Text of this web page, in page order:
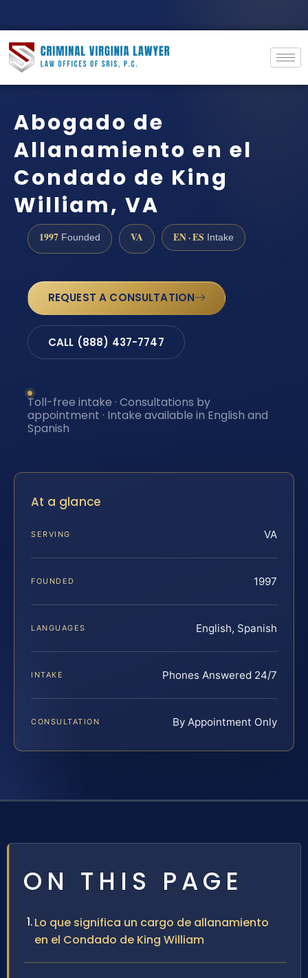
Abogado de
Allanamiento en el
Condado de King
William, VA
1997 Founded VA EN · ES Intake
REQUEST A CONSULTATION
CALL (888) 437-7747
Toll-free intake · Consultations by
appointment · Intake available in English and
Spanish
At a glance
SERVING VA
FOUNDED 1997
LANGUAGES English, Spanish
INTAKE Phones Answered 24/7
CONSULTATION By Appointment Only
ON THIS PAGE
Lo que significa un cargo de allanamiento
en el Condado de King William